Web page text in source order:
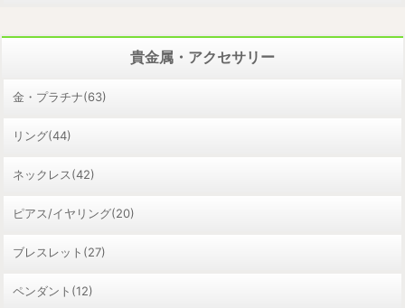
貴金属・アクセサリー
金・プラチナ(63)
リング(44)
ネックレス(42)
ピアス/イヤリング(20)
ブレスレット(27)
ペンダント(12)